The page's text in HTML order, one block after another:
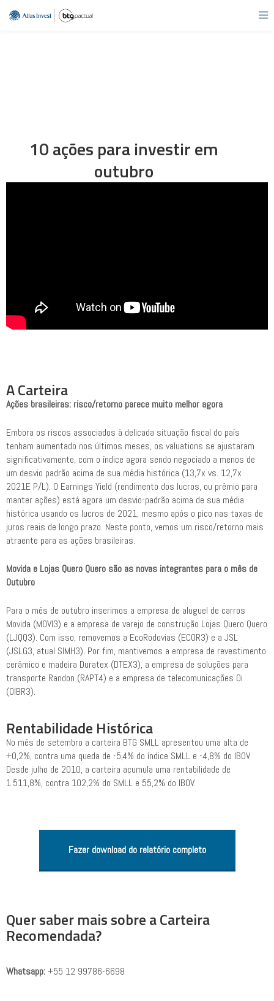
10 ações para investir em
outubro
A Carteira
Ações brasileiras: risco/retorno parece muito melhor agora
Embora os riscos associados à delicada situação fiscal do país
tenham aumentado nos últimos meses, os valuations se ajustaram
significativamente, com o índice agora sendo negociado a menos de
um desvio padrão acima de sua média histórica (13,7x vs. 12,7x
2021E P/L). O Earnings Yield (rendimento dos lucros, ou prêmio para
manter ações) está agora um desvio-padrão acima de sua média
histórica usando os lucros de 2021, mesmo após o pico nas taxas de
juros reais de longo prazo. Neste ponto, vemos um risco/retorno mais
atraente para as ações brasileiras.
Movida e Lojas Quero Quero são as novas integrantes para o mês de
Outubro
Para o mês de outubro inserimos a empresa de aluguel de carros
Movida (MOVI3) e a empresa de varejo de construção Lojas Quero Quero
(LJQQ3). Com isso, removemos a EcoRodovias (ECOR3) e a JSL
(JSLG3, atual SIMH3). Por fim, mantivemos a empresa de revestimento
cerâmico e madeira Duratex (DTEX3), a empresa de soluções para
transporte Randon (RAPT4) e a empresa de telecomunicações Oi
(OIBR3).
Rentabilidade Histórica
No mês de setembro a carteira BTG SMLL apresentou uma alta de
+0,2%, contra uma queda de -5,4% do índice SMLL e -4,8% do IBOV.
Desde julho de 2010, a carteira acumula uma rentabilidade de
1.511,8%, contra 102,2% do SMLL e 55,2% do IBOV.
Fazer download do relatório completo
Quer saber mais sobre a Carteira
Recomendada?
Whatsapp:+55 12 99786-6698